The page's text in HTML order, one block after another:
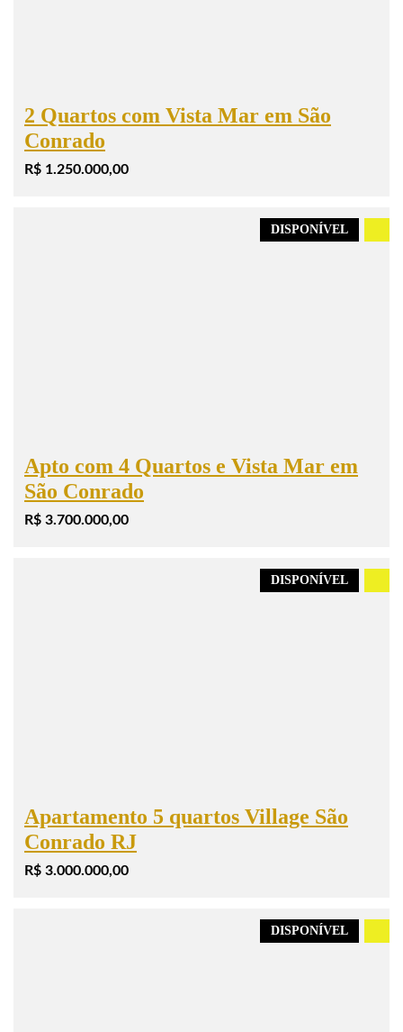
2 Quartos com Vista Mar em São
Conrado
R$ 1.250.000,00
DISPONÍVEL
Apto com 4 Quartos e Vista Mar em
São Conrado
R$ 3.700.000,00
DISPONÍVEL
Apartamento 5 quartos Village São
Conrado RJ
R$ 3.000.000,00
DISPONÍVEL